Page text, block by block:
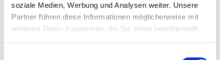
soziale Medien, Werbung und Analysen weiter. Unsere
Partner führen diese Informationen möglicherweise mit
weiteren Daten zusammen, die Sie ihnen bereitgestellt
Dies könnte Sie auch
interessieren